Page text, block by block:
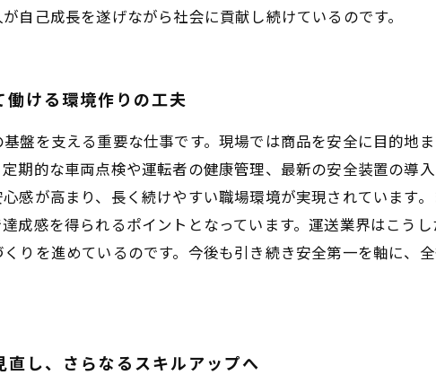
自己成長を遂げながら社会に貢献し続けているのです。
ける環境作りの工夫
盤を支える重要な仕事です。現場では商品を安全に目的地
期的な車両点検や運転者の健康管理、最新の安全装置の導
感が高まり、長く続けやすい職場環境が実現されています
成感を得られるポイントとなっています。運送業界はこう
りを進めているのです。今後も引き続き安全第一を軸に、
し、さらなるスキルアップへ